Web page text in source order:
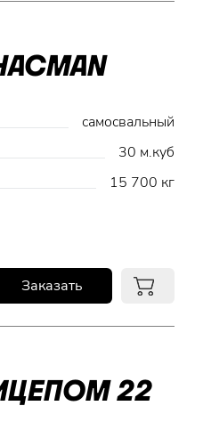
самосвальный
30 м.куб
15 700 кг
Заказать
22